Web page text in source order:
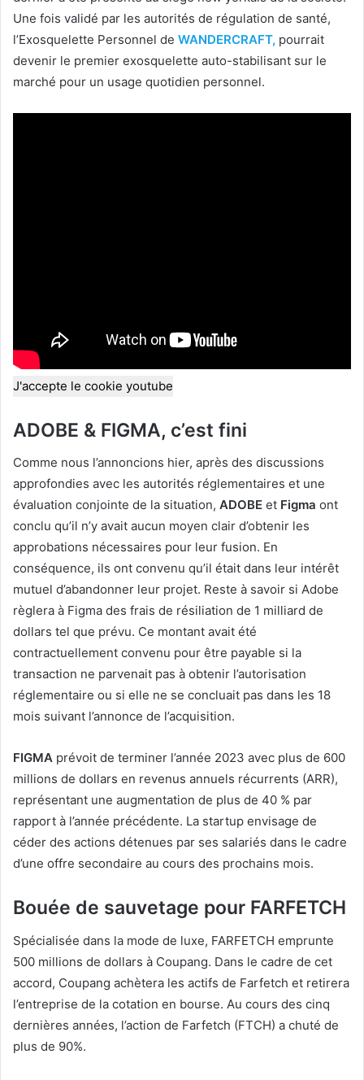
Une fois validé par les autorités de régulation de santé,
l’Exosquelette Personnel de WANDERCRAFT, pourrait
devenir le premier exosquelette auto-stabilisant sur le
marché pour un usage quotidien personnel.
J'accepte le cookie youtube
ADOBE & FIGMA, c’est fini
Comme nous l’annoncions hier, après des discussions
approfondies avec les autorités réglementaires et une
évaluation conjointe de la situation, ADOBE et Figma ont
conclu qu’il n’y avait aucun moyen clair d’obtenir les
approbations nécessaires pour leur fusion. En
conséquence, ils ont convenu qu’il était dans leur intérêt
mutuel d’abandonner leur projet. Reste à savoir si Adobe
règlera à Figma des frais de résiliation de 1 milliard de
dollars tel que prévu. Ce montant avait été
contractuellement convenu pour être payable si la
transaction ne parvenait pas à obtenir l’autorisation
réglementaire ou si elle ne se concluait pas dans les 18
mois suivant l’annonce de l’acquisition.
FIGMA prévoit de terminer l’année 2023 avec plus de 600
millions de dollars en revenus annuels récurrents (ARR),
représentant une augmentation de plus de 40 % par
rapport à l’année précédente. La startup envisage de
céder des actions détenues par ses salariés dans le cadre
d’une offre secondaire au cours des prochains mois.
Bouée de sauvetage pour FARFETCH
Spécialisée dans la mode de luxe, FARFETCH emprunte
500 millions de dollars à Coupang. Dans le cadre de cet
accord, Coupang achètera les actifs de Farfetch et retirera
l’entreprise de la cotation en bourse. Au cours des cinq
dernières années, l’action de Farfetch (FTCH) a chuté de
plus de 90%.